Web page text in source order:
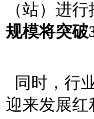
（站）进
规模将突破
同时，行
迎来发展红